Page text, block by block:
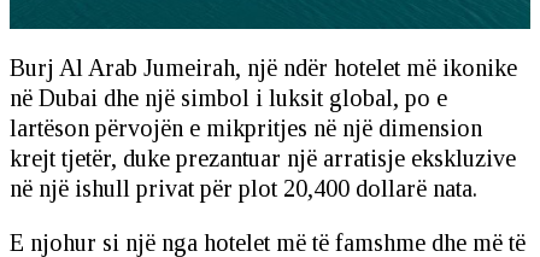
Burj Al Arab Jumeirah, një ndër hotelet më ikonike
në Dubai dhe një simbol i luksit global, po e
lartëson përvojën e mikpritjes në një dimension
krejt tjetër, duke prezantuar një arratisje ekskluzive
në një ishull privat për plot 20,400 dollarë nata.
E njohur si një nga hotelet më të famshme dhe më të